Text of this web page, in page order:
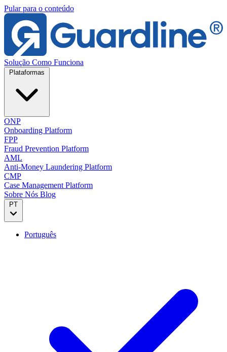
Pular para o conteúdo
Solução Como Funciona
ONP
Onboarding Platform
FPP
Fraud Prevention Platform
AML
Anti-Money Laundering Platform
CMP
Case Management Platform
Sobre Nós Blog
PT
Português